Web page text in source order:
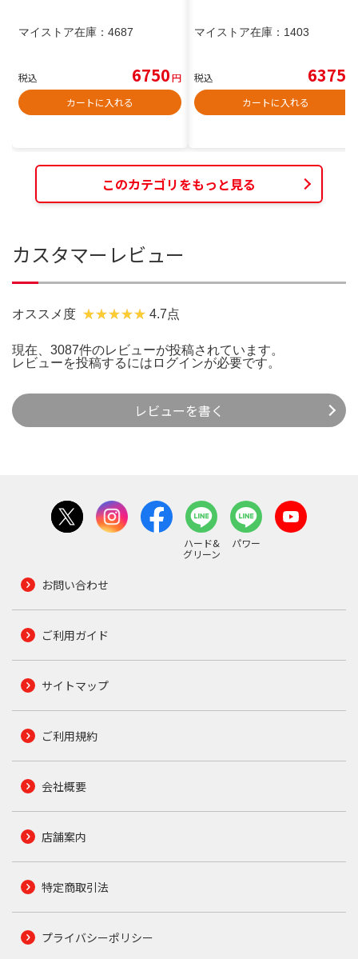
マイストア在庫： 4687
税込 6750円
カートに入れる
マイストア在庫： 1403
税込 6375
カートに入れる
このカテゴリをもっと見る
カスタマーレビュー
オススメ度 4.7点
現在、3087件のレビューが投稿されています。
レビューを投稿するには ログインが必要です。
レビューを書く
ハード&
グリーン
パワー
お問い合わせ
ご利用ガイド
サイトマップ
ご利用規約
会社概要
店舗案内
特定商取引法
プライバシーポリシー